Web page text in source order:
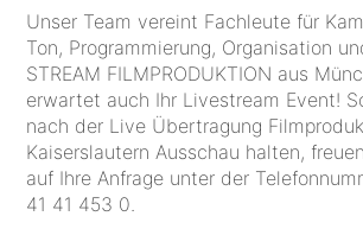
Unser Team vereint Fachleute für
Ton, Programmierung, Organisation
STREAM FILMPRODUKTION aus
erwartet auch Ihr Livestream Event!
nach der Live Übertragung
Kaiserslautern Ausschau halten,
auf Ihre Anfrage unter der
41 41 453 0